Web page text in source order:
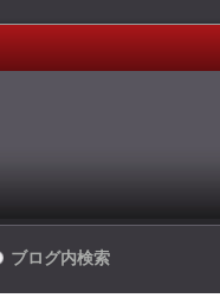
ブログ内検索